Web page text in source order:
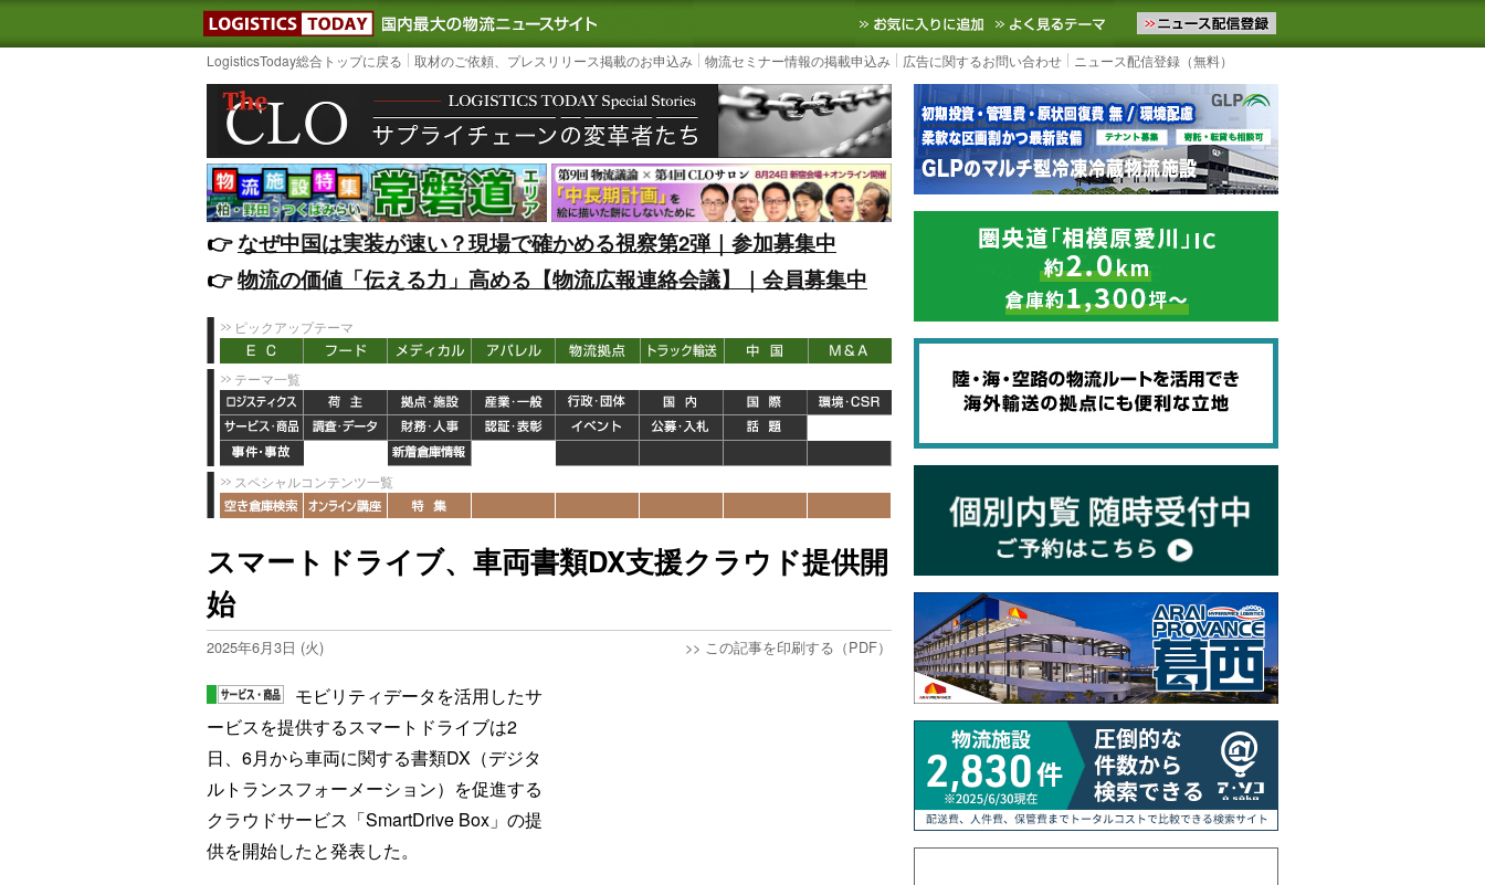
LOGISTICS TODAY｜国内最大の物流ニュースサイト3PL, SCMなど国内外の最新の物流ニュースをお届けします。物流ニュースメール配信を登録す
お気に入りに追加 よく見るテーマ
LogisticsToday総合トップに戻る 取材のご依頼、プレスリリース掲載のお申込み 物流セミナー情報の掲載申込み 広告に関するお問い合わせ ニュース配信登録（無料）
👉️なぜ中国は実装が速い？現場で確かめる視察第2弾｜参加募集中
👉️物流の価値「伝える力」高める【物流広報連絡会議】｜会員募集中
ピックアップテーマ
テーマ一覧
スペシャルコンテンツ一覧
スマートドライブ、車両書類DX支援クラウド提供開
始
2025年6月3日 (火) >> この記事を印刷する（PDF）
モビリティデータを活用したサ
ービスを提供するスマートドライブは2
日、6月から車両に関する書類DX（デジタ
ルトランスフォーメーション）を促進する
クラウドサービス「SmartDrive Box」の提
供を開始したと発表した。